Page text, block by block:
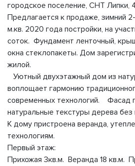
городское поселение, СНТ Липки,
Предлагается к продаже, зимний
м.кв. 2020 года постройки, на
соток. Фундамент ленточный,
окна стеклопакеты. Дом
жилой.
Уютный двухэтажный дом из
воплощает гармонию
современных технологий. Фасад
натуральные текстуры дерева
К дому пристроена веранда,
технологиям.
Первый этаж:
Прихожая 3кв.м. Веранда 18 кв.м.